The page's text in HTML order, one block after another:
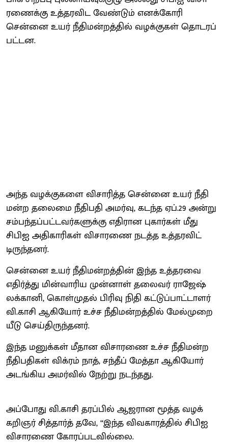
ரணைக்கு உத்​தர​விட வேண்​டும் எனக்​கோரி
சென்னை உயர் நீதி​மன்​றத்​தில் வழக்​கு​கள் தொடரப்​
பட்​டன.
அந்த வழக்​கு​களை விசா​ரித்த சென்னை உயர் நீதி​
மன்ற தலைமை நீதிபதி அமர்​வு, கடந்த ஏப்​.29 அன்று
சம்​பந்​தப்​பட்​ட​வர்​களுக்கு எதி​ரான புகார்​கள் மீது
சிபிஐ அதி​காரி​கள் விசா​ரணை நடத்த உத்​தர​விட்​
டிருந்​தனர்.
சென்னை உயர் நீதி​மன்​றத்​தின் இந்த உத்​தரவை
எதிர்த்து மின்​வாரிய முன்​னாள் தலை​வர் ராஜேஷ்
லக்​கானி, கொள்​முதல் பிரிவு நிதி கட்​டுப்​பாட்​டாளர்
வி.​காசி ஆகியோர் உச்ச நீதி​மன்​றத்​தில் மேல்​முறை​
யீடு செய்​திருந்​தனர்.
இந்த மனுக்​கள் மீதான விசா​ரணை உச்ச நீதி​மன்ற
நீதிப​தி​கள் விக்​ரம் நாத், சந்​தீப் மேத்தா ஆகியோர்
அடங்​கிய அமர்​வில் நேற்று நடந்​தது.
அப்​போது வி.​காசி தரப்​பில் ஆஜரான மூத்த வழக்​
கறிஞர் சித்​தார்த் தவே, ‘‘இந்த விவ​காரத்​தில் சிபிஐ
விசா​ரணை கோரப்​பட​வில்​லை.